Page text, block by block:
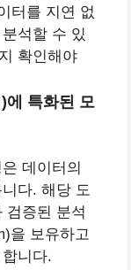
터를 지연 없
석할 수 있
확인해야
에 특화된 모
데이터의
다. 해당 도
검증된 분석
을 보유하고
니다.